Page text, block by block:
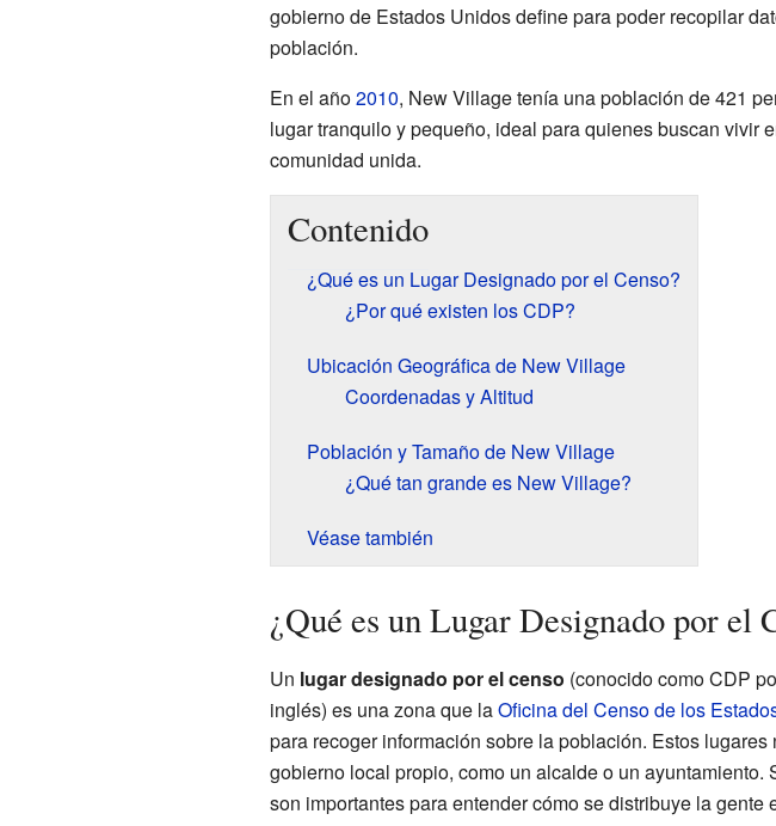
gobierno de Estados Unidos define para poder recopilar
población.
En el año2010, New Village tenía una población de 421
lugar tranquilo y pequeño, ideal para quienes buscan vivir
comunidad unida.
Contenido
¿Qué es un Lugar Designado por el Censo?
¿Por qué existen los CDP?
Ubicación Geográfica de New Village
Coordenadas y Altitud
Población y Tamaño de New Village
¿Qué tan grande es New Village?
Véase también
¿Qué es un Lugar Designado por el
Un lugar designado por el censo (conocido como CDP
inglés) es una zona que laOficina del Censo de los
para recoger información sobre la población. Estos lugares
gobierno local propio, como un alcalde o un ayuntamiento.
son importantes para entender cómo se distribuye la gente